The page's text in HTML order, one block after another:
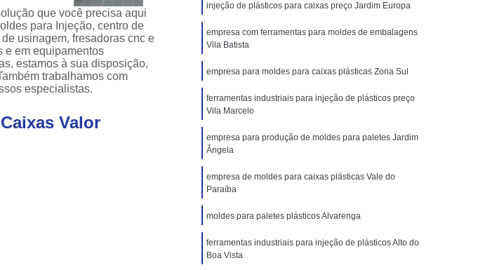
Moldes para Injeção de Plástico
Moldes para Injeção de Poliuretano
Moldes para Injeção de Pvc
Moldes para Injeção de Silicone
para Injeção de Termoplástico
Moldes para Injeção de Termoplásticos
Moldes para Injeção Plástica
Moldes para Injeção Termoplásticos
Ferramentas para Moldagem de Plásticos
Injeção de Moldes Plasticos
Injeção de Termoplástico
Moldagem de Termoplásticos
Moldagem por Injeção de Termoplástico
Molde de Injeção Plastica
Moldes para Injeção de Plásticos
Fabricação de Moldes para Indústria Automotiva
Injeção de Termoplástico para Automóveis
que você precisa aqui
para Injeção, centro de
usinagem, fresadoras cnc e
e em equipamentos
estamos à sua disposição,
trabalhamos com
especialistas.
Valor
injeção de plásticos para caixas preço Jardim Europa
empresa com ferramentas para moldes de embalagens
Vila Batista
empresa para moldes para caixas plásticas Zona Sul
ferramentas industriais para injeção de plásticos preço
Vila Marcelo
empresa para produção de moldes para paletes Jardim
Ângela
empresa de moldes para caixas plásticas Vale do
Paraíba
moldes para paletes plásticos Alvarenga
ferramentas industriais para injeção de plásticos Alto do
Boa Vista